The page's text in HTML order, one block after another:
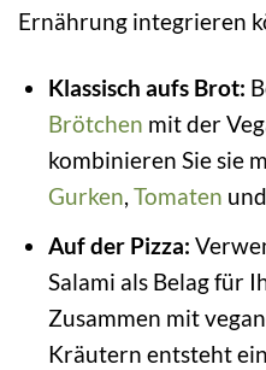
Ernährung integrieren
Klassisch aufs Brot:
Brötchen mit der
kombinieren Sie sie
Gurken, Tomaten und
Auf der Pizza:
Salami als Belag für
Zusammen mit
Kräutern entsteht